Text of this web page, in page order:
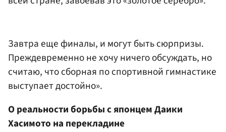
Завтра еще финалы, и могут быть сюрпризы.
Преждевременно не хочу ничего обсуждать, но
считаю, что сборная по спортивной гимнастике
выступает достойно».
О реальности борьбы с японцем Даики
Хасимото на перекладине